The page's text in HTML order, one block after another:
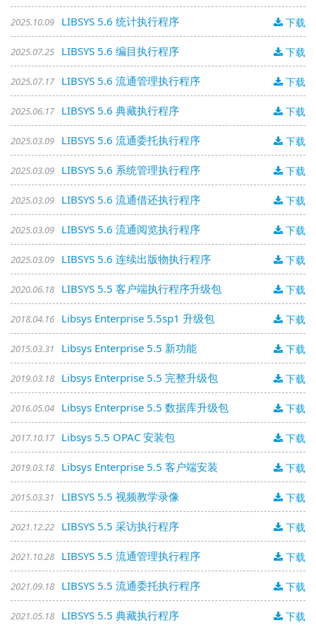
2025.10.09 LIBSYS 5.6 统计执行程序 下载
2025.07.25 LIBSYS 5.6 编目执行程序 下载
2025.07.17 LIBSYS 5.6 流通管理执行程序 下载
2025.06.17 LIBSYS 5.6 典藏执行程序 下载
2025.03.09 LIBSYS 5.6 流通委托执行程序 下载
2025.03.09 LIBSYS 5.6 系统管理执行程序 下载
2025.03.09 LIBSYS 5.6 流通借还执行程序 下载
2025.03.09 LIBSYS 5.6 流通阅览执行程序 下载
2025.03.09 LIBSYS 5.6 连续出版物执行程序 下载
2020.06.18 LIBSYS 5.5 客户端执行程序升级包 下载
2018.04.16 Libsys Enterprise 5.5sp1 升级包 下载
2015.03.31 Libsys Enterprise 5.5 新功能 下载
2019.03.18 Libsys Enterprise 5.5 完整升级包 下载
2016.05.04 Libsys Enterprise 5.5 数据库升级包 下载
2017.10.17 Libsys 5.5 OPAC 安装包 下载
2019.03.18 Libsys Enterprise 5.5 客户端安装 下载
2015.03.31 LIBSYS 5.5 视频教学录像 下载
2021.12.22 LIBSYS 5.5 采访执行程序 下载
2021.10.28 LIBSYS 5.5 流通管理执行程序 下载
2021.09.18 LIBSYS 5.5 流通委托执行程序 下载
2021.05.18 LIBSYS 5.5 典藏执行程序 下载